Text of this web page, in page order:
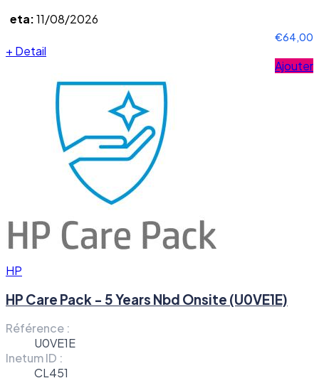
eta:11/08/2026
€64,00
+ Detail
Ajouter
HP
HP Care Pack - 5 Years Nbd Onsite (U0VE1E)
Référence :
U0VE1E
Inetum ID :
CL451